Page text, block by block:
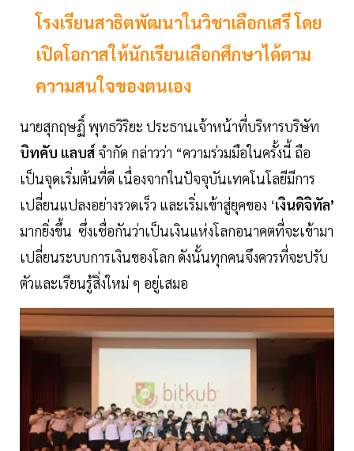
โรงเรียนสาธิตพัฒนาในวิชาเลือกเสรี โดย
เปิดโอกาสให้นักเรียนเลือกศึกษาได้ตาม
ความสนใจของตนเอง
นายสุกฤษฏิ์ พุทธวิริยะ ประธานเจ้าหน้าที่บริหารบริษัท
บิทคับ แลบส์ จำกัด กล่าวว่า “ความร่วมมือในครั้งนี้ ถือ
เป็นจุดเริ่มต้นที่ดี เนื่องจากในปัจจุบันเทคโนโลยีมีการ
เปลี่ยนแปลงอย่างรวดเร็ว และเริ่มเข้าสู่ยุคของ ‘เงินดิจิทัล’
มากยิ่งขึ้น ซึ่งเชื่อกันว่าเป็นเงินแห่งโลกอนาคตที่จะเข้ามา
เปลี่ยนระบบการเงินของโลก ดังนั้นทุกคนจึงควรที่จะปรับ
ตัวและเรียนรู้สิ่งใหม่ ๆ อยู่เสมอ